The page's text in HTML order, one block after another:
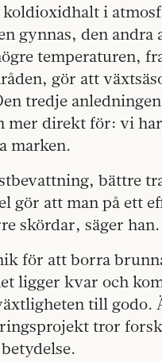
koldioxidhalt i
gynnas, den andra
temperaturen,
gör att
tredje
mer direkt för: vi
marken.
bättre
gör att man på ett
skördar, säger han.
för att borra
ligger kvar och
till godo.
tror